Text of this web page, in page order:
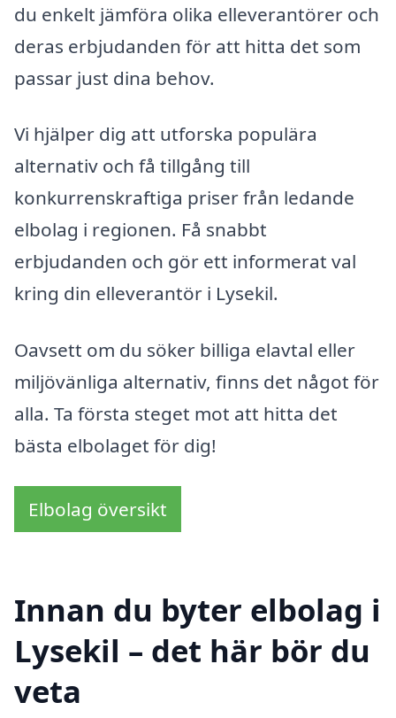
du enkelt jämföra olika elleverantörer och
deras erbjudanden för att hitta det som
passar just dina behov.
Vi hjälper dig att utforska populära
alternativ och få tillgång till
konkurrenskraftiga priser från ledande
elbolag i regionen. Få snabbt
erbjudanden och gör ett informerat val
kring din elleverantör i Lysekil.
Oavsett om du söker billiga elavtal eller
miljövänliga alternativ, finns det något för
alla. Ta första steget mot att hitta det
bästa elbolaget för dig!
Elbolag översikt
Innan du byter elbolag i
Lysekil – det här bör du
veta